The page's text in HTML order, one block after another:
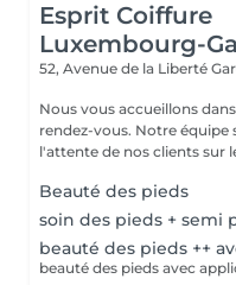
Esprit Coiffure
Luxembourg-
52, Avenue de la Liberté
Nous vous accueillons
rendez-vous. Notre équipe
l'attente de nos clients sur
Beauté des pieds
soin des pieds + semi
beauté des pieds ++